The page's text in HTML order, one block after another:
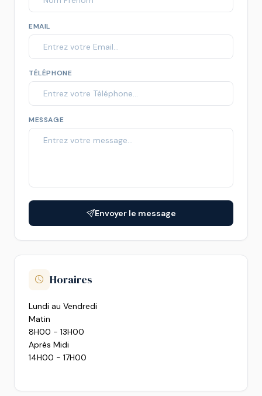
EMAIL
TÉLÉPHONE
MESSAGE
Envoyer le message
Horaires
Lundi au Vendredi
Matin
8H00 - 13H00
Après Midi
14H00 - 17H00